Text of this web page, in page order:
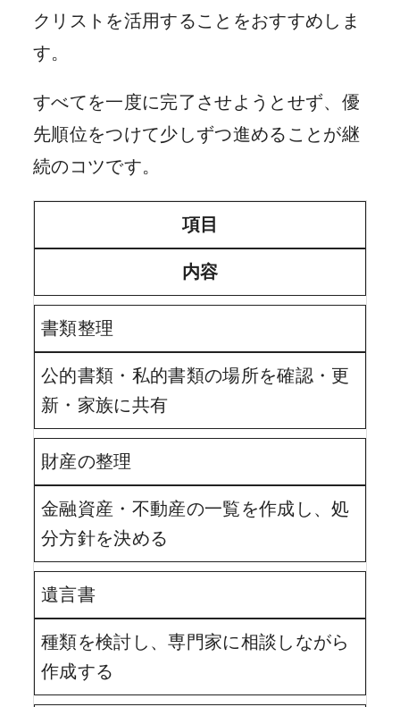
クリストを活用することをおすすめしま
す。
すべてを一度に完了させようとせず、優
先順位をつけて少しずつ進めることが継
続のコツです。
項目
内容
書類整理
公的書類・私的書類の場所を確認・更
新・家族に共有
財産の整理
金融資産・不動産の一覧を作成し、処
分方針を決める
遺言書
種類を検討し、専門家に相談しながら
作成する